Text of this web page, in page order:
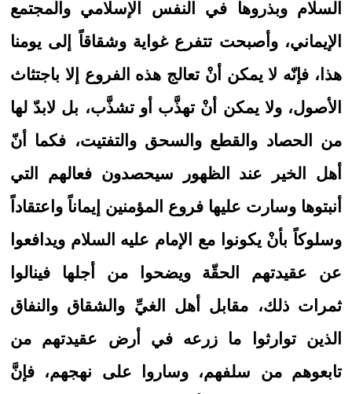
السلام وبذروها في النفس الإسلامي والمجتمع
الإيماني، وأصبحت تتفرع غواية وشقاقاً إلى يومنا
هذا، فإنّه لا يمكن أنْ تعالج هذه الفروع إلا باجتثاث
الأصول، ولا يمكن أنْ تهذَّب أو تشذَّب، بل لابدّ لها
من الحصاد والقطع والسحق والتفتيت، فكما أنّ
أهل الخير عند الظهور سيحصدون فعالهم التي
أنبتوها وسارت عليها فروع المؤمنين إيماناً واعتقاداً
وسلوكاً بأنْ يكونوا مع الإمام عليه السلام ويدافعوا
عن عقيدتهم الحقّة ويضحوا من أجلها فينالوا
ثمرات ذلك، مقابل أهل الغيِّ والشقاق والنفاق
الذين توارثوا ما زرعه في أرض عقيدتهم من
تابعوهم من سلفهم، وساروا على نهجهم، فإنَّ